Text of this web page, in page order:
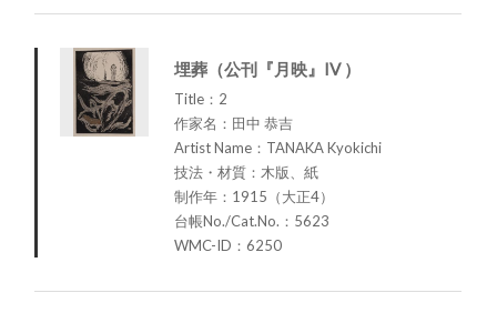
埋葬（公刊『月映』IV ）
Title：2
作家名：田中 恭吉
Artist Name：TANAKA Kyokichi
技法・材質：木版、紙
制作年：1915（大正4）
台帳No./Cat.No.：5623
WMC-ID：6250